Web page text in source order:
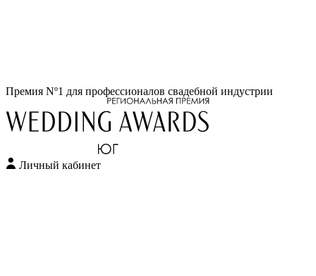
Перейти
содержимому
Премия Nº1 для профессионалов свадебной индустрии
Личный кабинет